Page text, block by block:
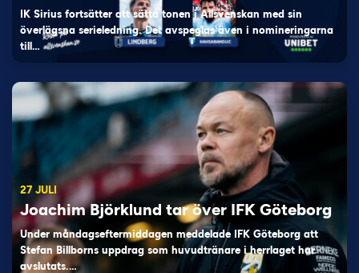
IK Sirius fortsätter att sätta tonen i Allsvenskan med sin
överlägsna serieledning. Det avspeglas även i nomineringarna
till…
27 JULI
Joachim Björklund tar över IFK Göteborg
Under måndagseftermiddagen meddelade IFK Göteborg att
Stefan Billborns uppdrag som huvudtränare i herrlaget har
avslutats.…